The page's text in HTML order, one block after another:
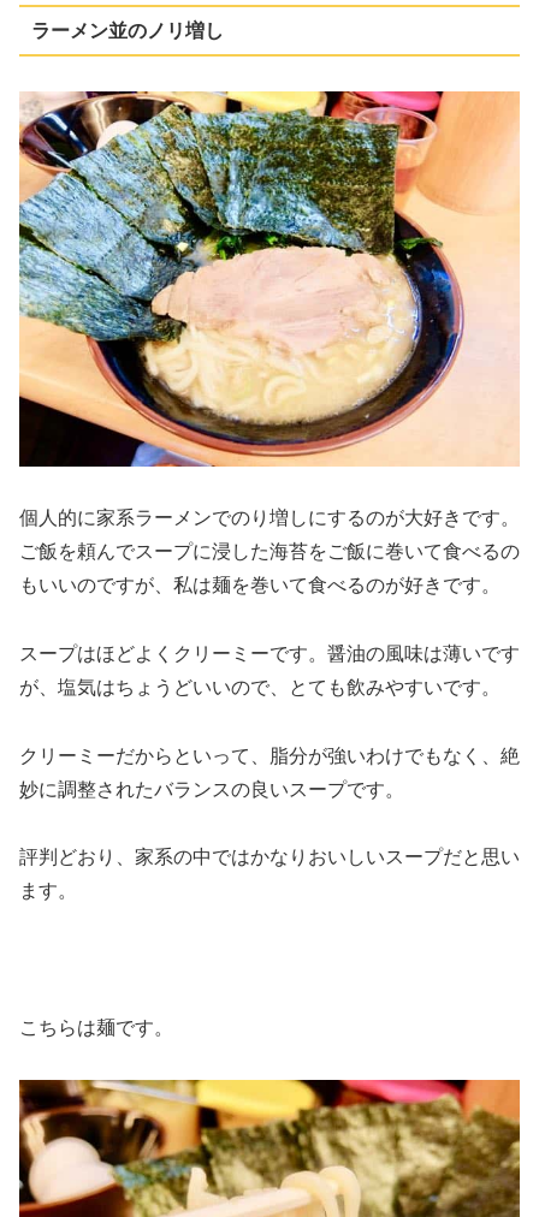
ラーメン並のノリ増し
個人的に家系ラーメンでのり増しにするのが大好きです。
ご飯を頼んでスープに浸した海苔をご飯に巻いて食べるの
もいいのですが、私は麺を巻いて食べるのが好きです。
スープはほどよくクリーミーです。醤油の風味は薄いです
が、塩気はちょうどいいので、とても飲みやすいです。
クリーミーだからといって、脂分が強いわけでもなく、絶
妙に調整されたバランスの良いスープです。
評判どおり、家系の中ではかなりおいしいスープだと思い
ます。
こちらは麺です。